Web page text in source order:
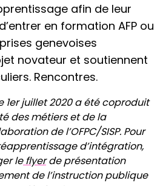
afin de leur
en formation AFP ou
genevoises
novateur et soutiennent
Rencontres.
1er juillet 2020 a été coproduit
des métiers et de la
de l’OFPC/SISP. Pour
d’intégration,
leflyerde présentation
de l’instruction publique